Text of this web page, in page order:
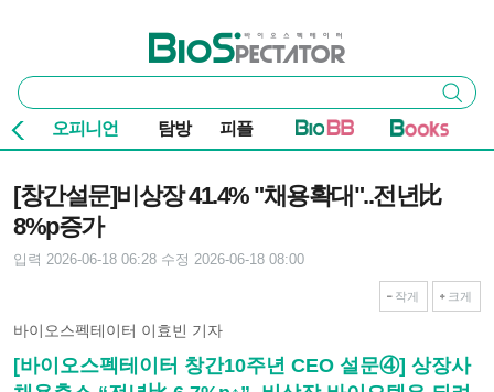
바이오스펙테이터
통
합
검
색
검색
오피니언 탐방 피플
[창간설문]비상장 41.4% "채용확대"..전년比
8%p증가
입력 2026-06-18 06:28 수정 2026-06-18 08:00
작게 크게
바이오스펙테이터 이효빈 기자
[바이오스펙테이터 창간10주년 CEO 설문④] 상장사